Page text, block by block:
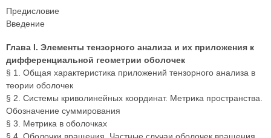
Предисловие
Введение
Глава I. Элементы тензорного анализа и их приложения к
дифференциальной геометрии оболочек
§ 1. Общая характеристика приложений тензорного анализа в
теории оболочек
§ 2. Системы криволинейных координат. Метрика пространства.
Обозначение суммирования
§ 3. Метрика в оболочках